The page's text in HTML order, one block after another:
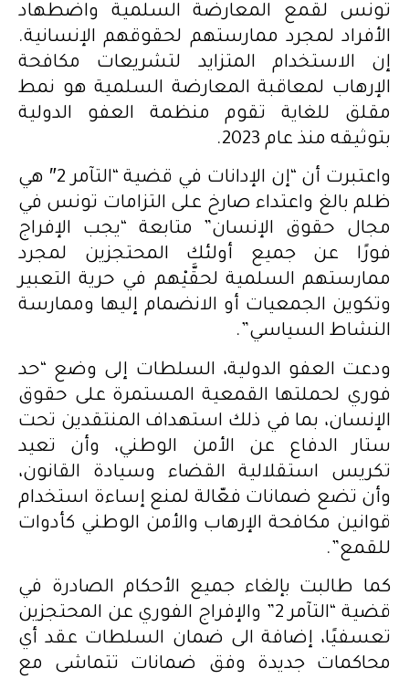
تونس لقمع المعارضة السلمية واضطهاد
الأفراد لمجرد ممارستهم لحقوقهم الإنسانية.
إن الاستخدام المتزايد لتشريعات مكافحة
الإرهاب لمعاقبة المعارضة السلمية هو نمط
مقلق للغاية تقوم منظمة العفو الدولية
بتوثيقه منذ عام 2023.
واعتبرت أن “إن الإدانات في قضية “التآمر 2″ هي
ظلم بالغ واعتداء صارخ على التزامات تونس في
مجال حقوق الإنسان” متابعة “يجب الإفراج
فورًا عن جميع أولئك المحتجزين لمجرد
ممارستهم السلمية لحقَّيْهم في حرية التعبير
وتكوين الجمعيات أو الانضمام إليها وممارسة
النشاط السياسي”.
ودعت العفو الدولية، السلطات إلى وضع “حد
فوري لحملتها القمعية المستمرة على حقوق
الإنسان، بما في ذلك استهداف المنتقدين تحت
ستار الدفاع عن الأمن الوطني، وأن تعيد
تكريس استقلالية القضاء وسيادة القانون،
وأن تضع ضمانات فعّالة لمنع إساءة استخدام
قوانين مكافحة الإرهاب والأمن الوطني كأدوات
للقمع”.
كما طالبت بإلغاء جميع الأحكام الصادرة في
قضية “التآمر 2” والإفراج الفوري عن المحتجزين
تعسفيًا، إضافة الى ضمان السلطات عقد أي
محاكمات جديدة وفق ضمانات تتماشى مع